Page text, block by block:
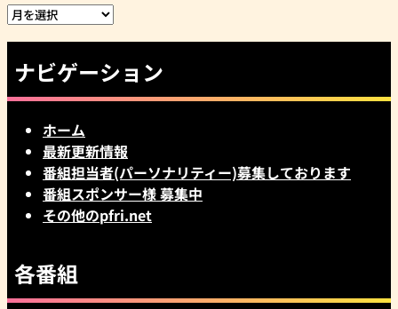
ア
イ
ブ
ナビゲーション
ホーム
最新更新情報
番組担当者(パーソナリティー)募集しております
番組スポンサー様 募集中
その他のpfri.net
各番組